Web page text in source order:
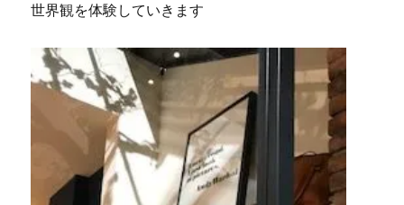
世界観を体験していきます